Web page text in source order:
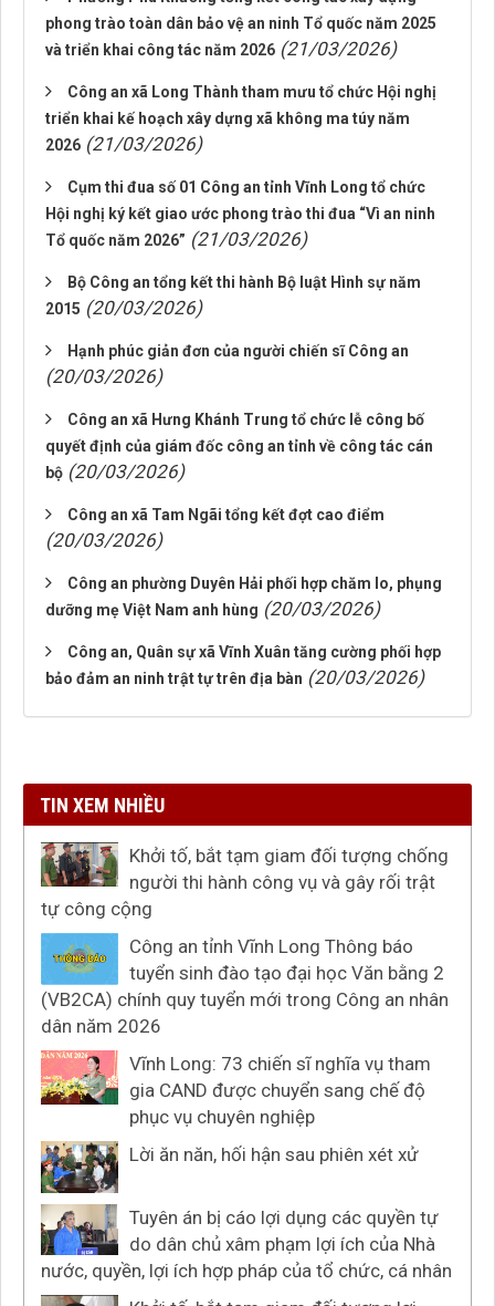
phong trào toàn dân bảo vệ an ninh Tổ quốc năm 2025
và triển khai công tác năm 2026 (21/03/2026)
Công an xã Long Thành tham mưu tổ chức Hội nghị
triển khai kế hoạch xây dựng xã không ma túy năm
2026 (21/03/2026)
Cụm thi đua số 01 Công an tỉnh Vĩnh Long tổ chức
Hội nghị ký kết giao ước phong trào thi đua “Vì an ninh
Tổ quốc năm 2026” (21/03/2026)
Bộ Công an tổng kết thi hành Bộ luật Hình sự năm
2015 (20/03/2026)
Hạnh phúc giản đơn của người chiến sĩ Công an
(20/03/2026)
Công an xã Hưng Khánh Trung tổ chức lễ công bố
quyết định của giám đốc công an tỉnh về công tác cán
bộ (20/03/2026)
Công an xã Tam Ngãi tổng kết đợt cao điểm
(20/03/2026)
Công an phường Duyên Hải phối hợp chăm lo, phụng
dưỡng mẹ Việt Nam anh hùng (20/03/2026)
Công an, Quân sự xã Vĩnh Xuân tăng cường phối hợp
bảo đảm an ninh trật tự trên địa bàn (20/03/2026)
TIN XEM NHIỀU
Khởi tố, bắt tạm giam đối tượng chống
người thi hành công vụ và gây rối trật
tự công cộng
Công an tỉnh Vĩnh Long Thông báo
tuyển sinh đào tạo đại học Văn bằng 2
(VB2CA) chính quy tuyển mới trong Công an nhân
dân năm 2026
Vĩnh Long: 73 chiến sĩ nghĩa vụ tham
gia CAND được chuyển sang chế độ
phục vụ chuyên nghiệp
Lời ăn năn, hối hận sau phiên xét xử
Tuyên án bị cáo lợi dụng các quyền tự
do dân chủ xâm phạm lợi ích của Nhà
nước, quyền, lợi ích hợp pháp của tổ chức, cá nhân